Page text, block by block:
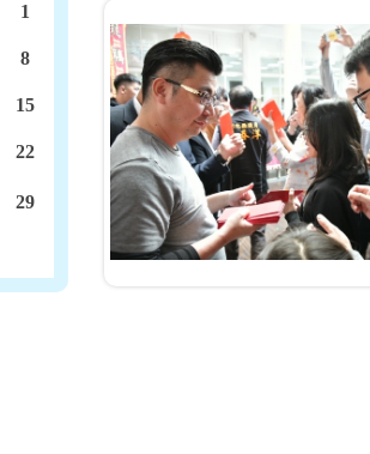
1
8
15
22
29